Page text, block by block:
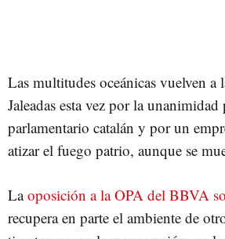
Las multitudes oceánicas vuelven a
Jaleadas esta vez por la
parlamentario catalán y por un
atizar el fuego patrio, aunque se
Laoposición a la OPA del BBVA
recupera en parte el ambiente de